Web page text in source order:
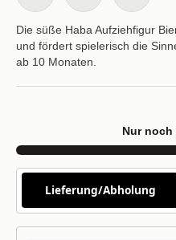
Die süße Haba Aufziehfigur
und fördert spielerisch die
ab 10 Monaten.
Nur noch
Lieferung/Abholung